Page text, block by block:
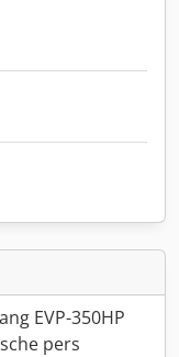
EVP-350HP
pers